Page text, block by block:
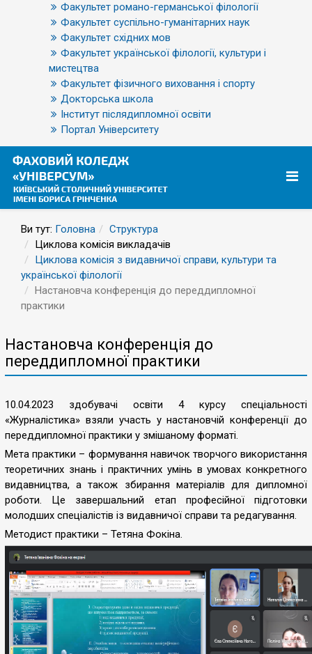
Факультет романо-германської філології
Факультет суспільно-гуманітарних наук
Факультет східних мов
Факультет української філології, культури і
мистецтва
Факультет фізичного виховання і спорту
Докторська школа
Інститут післядипломної освіти
Портал Університету
Ви тут: Головна
Структура
Циклова комісія викладачів
Циклова комісія з видавничої справи, культури та
української філології
Настановча конференція до переддипломної
практики
Настановча конференція до
переддипломної практики
10.04.2023 здобувачі освіти 4 курсу спеціальності
«Журналістика» взяли участь у настановчій конференції до
переддипломної практики у змішаному форматі.
Мета практики – формування навичок творчого використання
теоретичних знань і практичних умінь в умовах конкретного
видавництва, а також збирання матеріалів для дипломної
роботи. Це завершальний етап професійної підготовки
молодших спеціалістів із видавничої справи та редагування.
Методист практики – Тетяна Фокіна.